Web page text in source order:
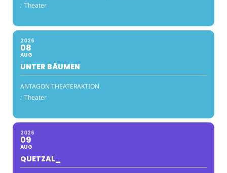
: Theater
2026
08
AUG
UNTER BÄUMEN
ANTAGON THEATERAKTION
: Theater
2026
09
AUG
QUETZAL_